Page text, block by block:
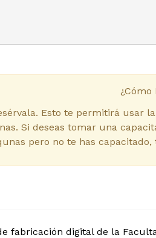
¿Cómo
Esto te permitirá usar
Si deseas tomar una
pero no te has
fabricación digital de la